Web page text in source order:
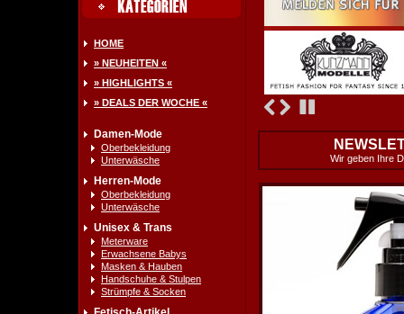
HOME
» NEUHEITEN «
» HIGHLIGHTS «
» DEALS DER WOCHE «
Damen-Mode
Oberbekleidung
Unterwäsche
Herren-Mode
Oberbekleidung
Unterwäsche
Unisex & Trans
Meterware
Erwachsene Babys
Masken & Hauben
Handschuhe & Stulpen
Strümpfe & Socken
Wir geben Ihre